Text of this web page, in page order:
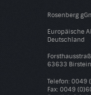
Rosenberg
Europäische
Deutschland
63633 Birstein
Telefon:
Fax: 0049